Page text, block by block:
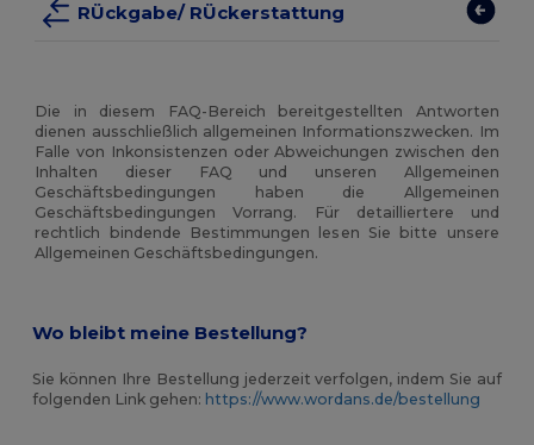
RÜckgabe/ RÜckerstattung
Die in diesem FAQ-Bereich bereitgestellten Antworten
dienen ausschließlich allgemeinen Informationszwecken. Im
Falle von Inkonsistenzen oder Abweichungen zwischen den
Inhalten dieser FAQ und unseren Allgemeinen
Geschäftsbedingungen haben die Allgemeinen
Geschäftsbedingungen Vorrang. Für detailliertere und
rechtlich bindende Bestimmungen lesen Sie bitte unsere
Allgemeinen Geschäftsbedingungen.
Wo bleibt meine Bestellung?
Sie können Ihre Bestellung jederzeit verfolgen, indem Sie auf
folgenden Link gehen: https://www.wordans.de/bestellung